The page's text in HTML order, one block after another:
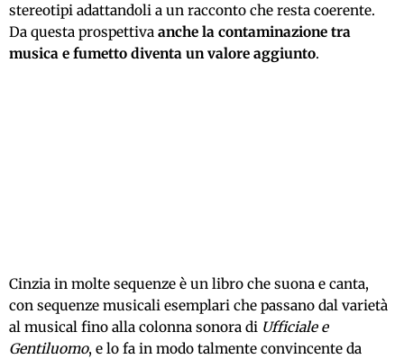
stereotipi adattandoli a un racconto che resta coerente.
Da questa prospettiva anche la contaminazione tra
musica e fumetto diventa un valore aggiunto.
Cinzia in molte sequenze è un libro che suona e canta,
con sequenze musicali esemplari che passano dal varietà
al musical fino alla colonna sonora di Ufficiale e
Gentiluomo, e lo fa in modo talmente convincente da